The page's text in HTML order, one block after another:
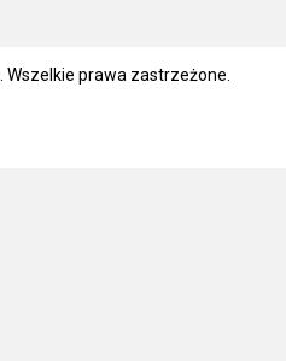
. Wszelkie prawa zastrzeżone.